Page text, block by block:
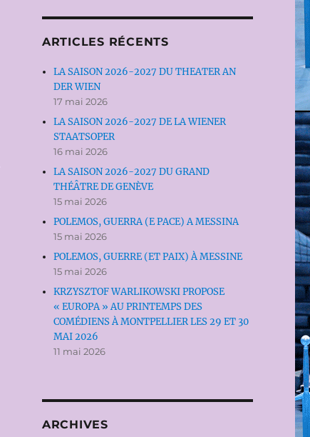
ARTICLES RÉCENTS
LA SAISON 2026-2027 DU THEATER AN
DER WIEN
17 mai 2026
LA SAISON 2026-2027 DE LA WIENER
STAATSOPER
16 mai 2026
LA SAISON 2026-2027 DU GRAND
THÉÂTRE DE GENÈVE
15 mai 2026
POLEMOS, GUERRA (E PACE) A MESSINA
15 mai 2026
POLEMOS, GUERRE (ET PAIX) À MESSINE
15 mai 2026
KRZYSZTOF WARLIKOWSKI PROPOSE
« EUROPA » AU PRINTEMPS DES
COMÉDIENS À MONTPELLIER LES 29 ET 30
MAI 2026
11 mai 2026
ARCHIVES